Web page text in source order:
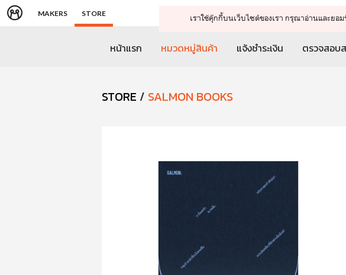
จั
MAKERS STORE เราใช้คุ๊กกี้บนเว็บไซต์ของเรา กรุณาอ่านและยอ
หน้าแรก หมวดหมู่สินค้า แจ้งชำระเงิน ตรวจสอบ
STORE / SALMON BOOKS